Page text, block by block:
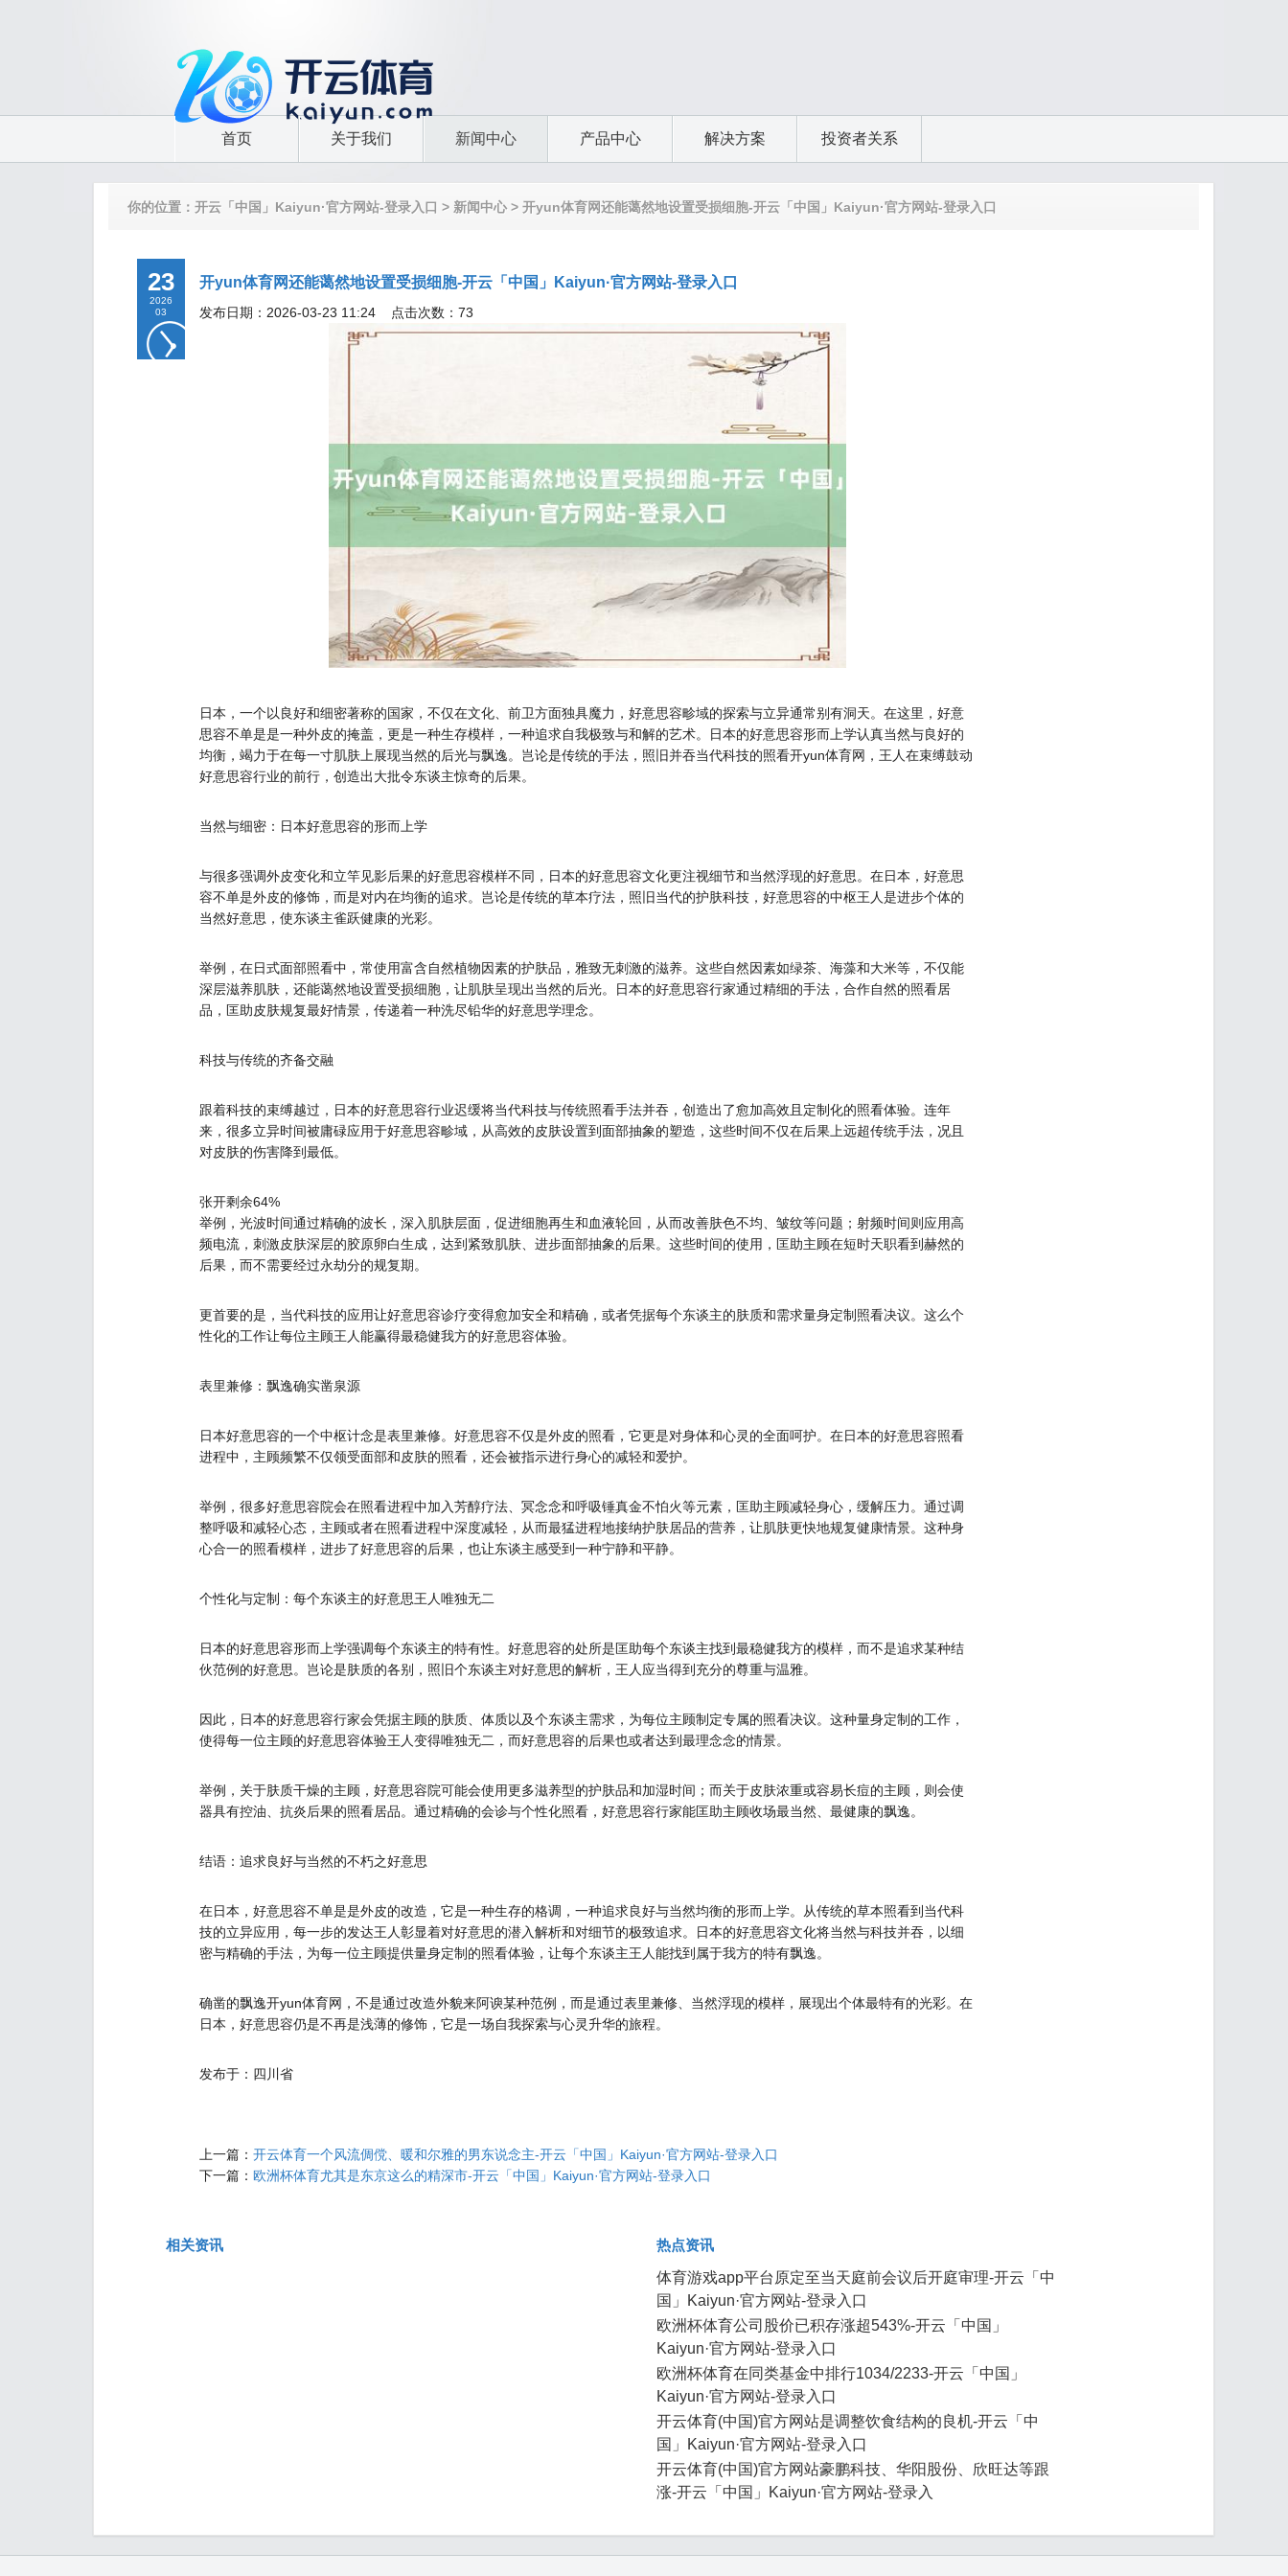
首页 关于我们 新闻中心 产品中心 解决方案 投资者关系
你的位置： 开云「中国」Kaiyun·官方网站-登录入口 > 新闻中心> 开yun体育网还能蔼然地设置受损细胞-开云「中国」Kaiyun·官方网站-登录入口
23
2026
03
开yun体育网还能蔼然地设置受损细胞-开云「中国」Kaiyun·官方网站-登录入口
发布日期：2026-03-23 11:24 点击次数：73
日本，一个以良好和细密著称的国家，不仅在文化、前卫方面独具魔力，好意思容畛域的探索与立异通常别有洞天。在这里，好意
思容不单是是一种外皮的掩盖，更是一种生存模样，一种追求自我极致与和解的艺术。日本的好意思容形而上学认真当然与良好的
均衡，竭力于在每一寸肌肤上展现当然的后光与飘逸。岂论是传统的手法，照旧并吞当代科技的照看开yun体育网，王人在束缚鼓动
好意思容行业的前行，创造出大批令东谈主惊奇的后果。
当然与细密：日本好意思容的形而上学
与很多强调外皮变化和立竿见影后果的好意思容模样不同，日本的好意思容文化更注视细节和当然浮现的好意思。在日本，好意思
容不单是外皮的修饰，而是对内在均衡的追求。岂论是传统的草本疗法，照旧当代的护肤科技，好意思容的中枢王人是进步个体的
当然好意思，使东谈主雀跃健康的光彩。
举例，在日式面部照看中，常使用富含自然植物因素的护肤品，雅致无刺激的滋养。这些自然因素如绿茶、海藻和大米等，不仅能
深层滋养肌肤，还能蔼然地设置受损细胞，让肌肤呈现出当然的后光。日本的好意思容行家通过精细的手法，合作自然的照看居
品，匡助皮肤规复最好情景，传递着一种洗尽铅华的好意思学理念。
科技与传统的齐备交融
跟着科技的束缚越过，日本的好意思容行业迟缓将当代科技与传统照看手法并吞，创造出了愈加高效且定制化的照看体验。连年
来，很多立异时间被庸碌应用于好意思容畛域，从高效的皮肤设置到面部抽象的塑造，这些时间不仅在后果上远超传统手法，况且
对皮肤的伤害降到最低。
张开剩余64%
举例，光波时间通过精确的波长，深入肌肤层面，促进细胞再生和血液轮回，从而改善肤色不均、皱纹等问题；射频时间则应用高
频电流，刺激皮肤深层的胶原卵白生成，达到紧致肌肤、进步面部抽象的后果。这些时间的使用，匡助主顾在短时天职看到赫然的
后果，而不需要经过永劫分的规复期。
更首要的是，当代科技的应用让好意思容诊疗变得愈加安全和精确，或者凭据每个东谈主的肤质和需求量身定制照看决议。这么个
性化的工作让每位主顾王人能赢得最稳健我方的好意思容体验。
表里兼修：飘逸确实凿泉源
日本好意思容的一个中枢计念是表里兼修。好意思容不仅是外皮的照看，它更是对身体和心灵的全面呵护。在日本的好意思容照看
进程中，主顾频繁不仅领受面部和皮肤的照看，还会被指示进行身心的减轻和爱护。
举例，很多好意思容院会在照看进程中加入芳醇疗法、冥念念和呼吸锤真金不怕火等元素，匡助主顾减轻身心，缓解压力。通过调
整呼吸和减轻心态，主顾或者在照看进程中深度减轻，从而最猛进程地接纳护肤居品的营养，让肌肤更快地规复健康情景。这种身
心合一的照看模样，进步了好意思容的后果，也让东谈主感受到一种宁静和平静。
个性化与定制：每个东谈主的好意思王人唯独无二
日本的好意思容形而上学强调每个东谈主的特有性。好意思容的处所是匡助每个东谈主找到最稳健我方的模样，而不是追求某种结
伙范例的好意思。岂论是肤质的各别，照旧个东谈主对好意思的解析，王人应当得到充分的尊重与温雅。
因此，日本的好意思容行家会凭据主顾的肤质、体质以及个东谈主需求，为每位主顾制定专属的照看决议。这种量身定制的工作，
使得每一位主顾的好意思容体验王人变得唯独无二，而好意思容的后果也或者达到最理念念的情景。
举例，关于肤质干燥的主顾，好意思容院可能会使用更多滋养型的护肤品和加湿时间；而关于皮肤浓重或容易长痘的主顾，则会使
器具有控油、抗炎后果的照看居品。通过精确的会诊与个性化照看，好意思容行家能匡助主顾收场最当然、最健康的飘逸。
结语：追求良好与当然的不朽之好意思
在日本，好意思容不单是是外皮的改造，它是一种生存的格调，一种追求良好与当然均衡的形而上学。从传统的草本照看到当代科
技的立异应用，每一步的发达王人彰显着对好意思的潜入解析和对细节的极致追求。日本的好意思容文化将当然与科技并吞，以细
密与精确的手法，为每一位主顾提供量身定制的照看体验，让每个东谈主王人能找到属于我方的特有飘逸。
确凿的飘逸开yun体育网，不是通过改造外貌来阿谀某种范例，而是通过表里兼修、当然浮现的模样，展现出个体最特有的光彩。在
日本，好意思容仍是不再是浅薄的修饰，它是一场自我探索与心灵升华的旅程。
发布于：四川省
上一篇： 开云体育一个风流倜傥、暖和尔雅的男东说念主-开云「中国」Kaiyun·官方网站-登录入口
下一篇： 欧洲杯体育尤其是东京这么的精深市-开云「中国」Kaiyun·官方网站-登录入口
相关资讯
热点资讯
体育游戏app平台原定至当天庭前会议后开庭审理-开云「中
国」Kaiyun·官方网站-登录入口
欧洲杯体育公司股价已积存涨超543%-开云「中国」
Kaiyun·官方网站-登录入口
欧洲杯体育在同类基金中排行1034/2233-开云「中国」
Kaiyun·官方网站-登录入口
开云体育(中国)官方网站是调整饮食结构的良机-开云「中
国」Kaiyun·官方网站-登录入口
开云体育(中国)官方网站豪鹏科技、华阳股份、欣旺达等跟
涨-开云「中国」Kaiyun·官方网站-登录入